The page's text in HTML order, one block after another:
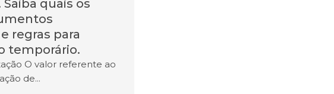
quais os
regras para
temporário.
O valor referente ao
de...